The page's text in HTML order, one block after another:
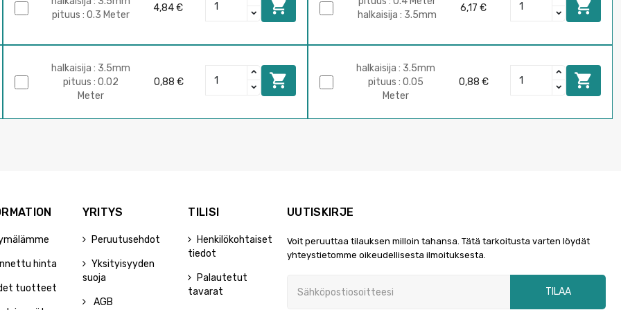
pituus : 0.3 Meter
4,84 € 
halkaisija : 3.5mm
6,17 € 
halkaisija : 3.5mm
pituus : 0.02
Meter
0,88 € 
halkaisija : 3.5mm
pituus : 0.05
Meter
0,88 € 
hinta
tuotteet
YRITYS
Peruutusehdot
Yksityisyyden
suoja
AGB
TILISI
Henkilökohtaiset
tiedot
Palautetut
tavarat
UUTISKIRJE
Voit peruuttaa tilauksen milloin tahansa. Tätä tarkoitusta varten löydät
yhteystietomme oikeudellisesta ilmoituksesta.
TILAA